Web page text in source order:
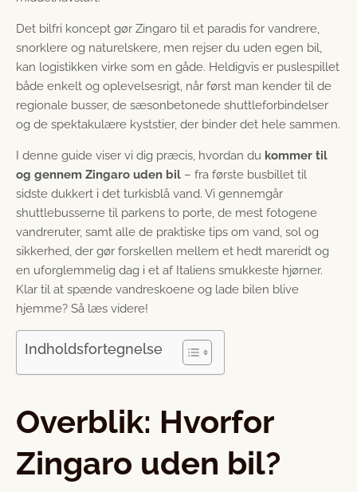
Det bilfri koncept gør Zingaro til et paradis for vandrere,
snorklere og naturelskere, men rejser du uden egen bil,
kan logistikken virke som en gåde. Heldigvis er puslespillet
både enkelt og oplevelsesrigt, når først man kender til de
regionale busser, de sæsonbetonede shuttleforbindelser
og de spektakulære kyststier, der binder det hele sammen.
I denne guide viser vi dig præcis, hvordan du kommer til
og gennem Zingaro uden bil – fra første busbillet til
sidste dukkert i det turkisblå vand. Vi gennemgår
shuttlebusserne til parkens to porte, de mest fotogene
vandreruter, samt alle de praktiske tips om vand, sol og
sikkerhed, der gør forskellen mellem et hedt mareridt og
en uforglemmelig dag i et af Italiens smukkeste hjørner.
Klar til at spænde vandreskoene og lade bilen blive
hjemme? Så læs videre!
Indholdsfortegnelse
Overblik: Hvorfor
Zingaro uden bil?